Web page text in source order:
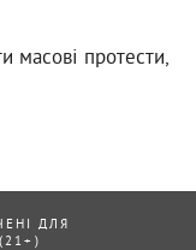
протести,
ДЛЯ